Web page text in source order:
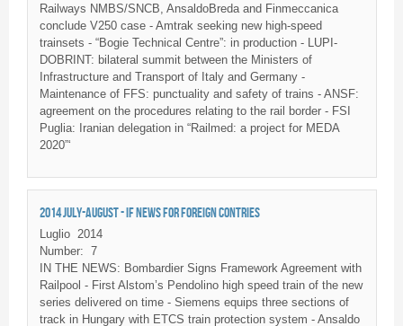
Railways NMBS/SNCB, AnsaldoBreda and Finmeccanica
conclude V250 case - Amtrak seeking new high-speed
trainsets - “Bogie Technical Centre”: in production - LUPI-
DOBRINT: bilateral summit between the Ministers of
Infrastructure and Transport of Italy and Germany -
Maintenance of FFS: punctuality and safety of trains - ANSF:
agreement on the procedures relating to the rail border - FSI
Puglia: Iranian delegation in “Railmed: a project for MEDA
2020”‘
2014 JULY-AUGUST - IF NEWS FOR FOREIGN CONTRIES
Luglio 2014
Number: 7
IN THE NEWS: Bombardier Signs Framework Agreement with
Railpool - First Alstom’s Pendolino high speed train of the new
series delivered on time - Siemens equips three sections of
track in Hungary with ETCS train protection system - Ansaldo